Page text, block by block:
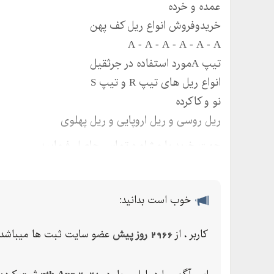
عمده و خرده
خریدوفروش انواع ریل کف پهن
A - A - A - A - A - A
تیپ Aمورد استفاده در جرثقیل
انواع ریل های تیپ R و تیپ S
نو و کاکرده
ریل روسی و ریل اروپایی و ریل پهلوی
جهت خرید یا مشاوره تماس حاصل فرمایید
خوب است بدانید:
کاربر ، از 2966 روز پیش عضو سایت ثبت ها